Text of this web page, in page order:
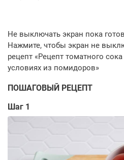
ПОШАГОВЫЙ РЕЦЕПТ
Шаг 1